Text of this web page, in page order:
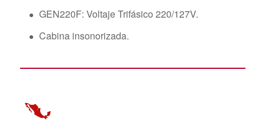
GEN220F: Voltaje Trifásico 220/127V.
Cabina insonorizada.